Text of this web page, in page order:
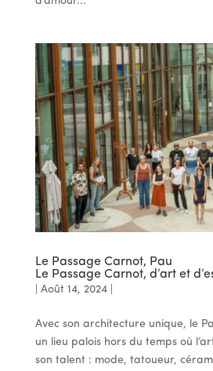
Le Passage Carnot, Pau
Le Passage Carnot, d’art et
Août 14, 2024|
Avec son architecture unique, le
un lieu palois hors du temps où
son talent : mode, tatoueur,